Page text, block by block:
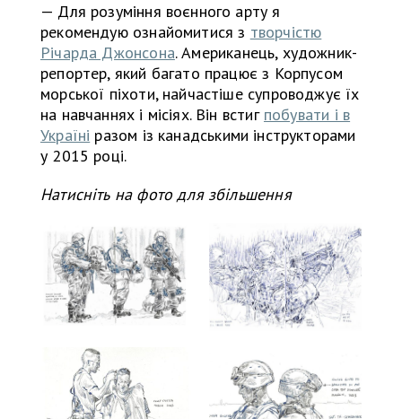
— Для розуміння воєнного арту я
рекомендую ознайомитися з творчістю
Річарда Джонсона. Американець, художник-
репортер, який багато працює з Корпусом
морської піхоти, найчастіше супроводжує їх
на навчаннях і місіях. Він встиг побувати і в
Україні разом із канадськими інструкторами
у 2015 році.
Натисніть на фото для збільшення